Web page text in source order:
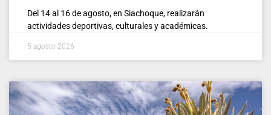
Del 14 al 16 de agosto, en Siachoque, realizarán
actividades deportivas, culturales y académicas.
5 agosto 2026